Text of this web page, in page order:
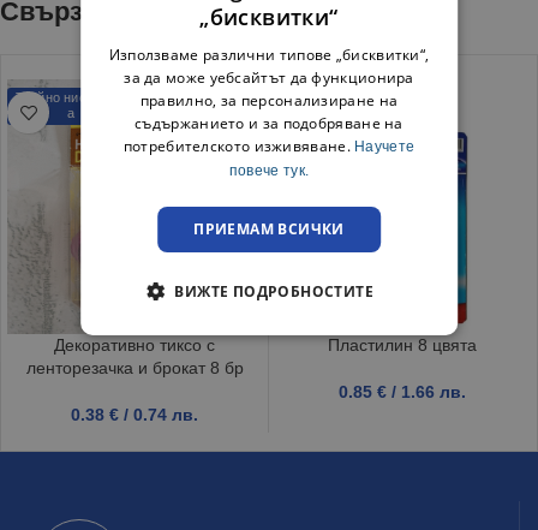
Свързани продукти
Трайно ниска цен
а
Декоративно тиксо с
ленторезачка и брокат 8 бр
0.38 € / 0.74 лв.
Пластилин 8 цвята
0.85 € / 1.66 лв.
„бисквитки“
Използваме различни типове „бисквитки“,
за да може уебсайтът да функционира
правилно, за персонализиране на
съдържанието и за подобряване на
потребителското изживяване. Научете
повече тук.
ПРИЕМАМ ВСИЧКИ
ВИЖТЕ ПОДРОБНОСТИТЕ